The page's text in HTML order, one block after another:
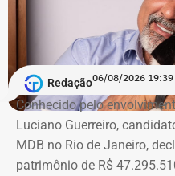
Redação06/08/2026 19:39
Conhecido pelo
Luciano Guerreiro,
MDB no Rio de Janeiro,
patrimônio de R$